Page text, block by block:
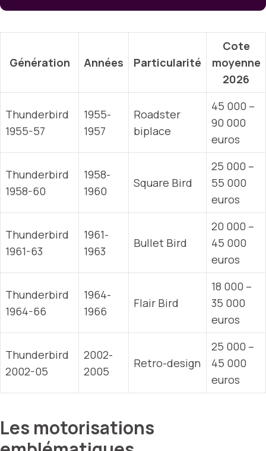
Génération Années Particularité
Cote
moyenne
2026
Thunderbird
1955-57
1955-
1957
Roadster
biplace
45 000 –
90 000
euros
Thunderbird
1958-60
1958-
1960
Square Bird
25 000 –
55 000
euros
Thunderbird
1961-63
1961-
1963
Bullet Bird
20 000 –
45 000
euros
Thunderbird
1964-66
1964-
1966
Flair Bird
18 000 –
35 000
euros
Thunderbird
2002-05
2002-
2005
Retro-design
25 000 –
45 000
euros
Les motorisations